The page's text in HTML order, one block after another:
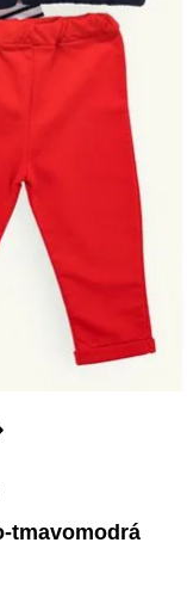
tmavomodrá